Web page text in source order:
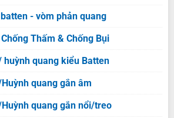
- vòm phản quang
Thấm & Chống Bụi
huỳnh quang kiểu Batten
quang gắn âm
quang gắn nổi/treo